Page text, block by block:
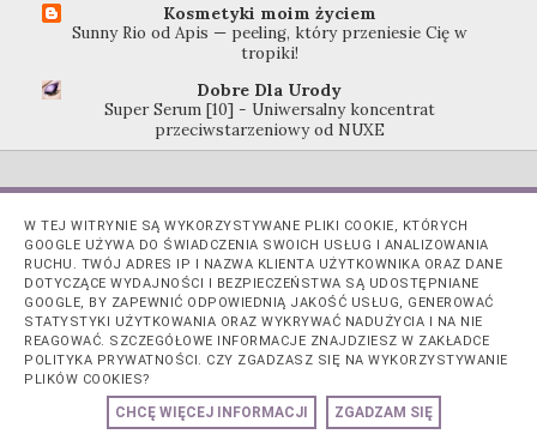
Kosmetyki moim życiem
Sunny Rio od Apis — peeling, który przeniesie Cię w
tropiki!
Dobre Dla Urody
Super Serum [10] - Uniwersalny koncentrat
przeciwstarzeniowy od NUXE
W TEJ WITRYNIE SĄ WYKORZYSTYWANE PLIKI COOKIE, KTÓRYCH
GOOGLE UŻYWA DO ŚWIADCZENIA SWOICH USŁUG I ANALIZOWANIA
RUCHU. TWÓJ ADRES IP I NAZWA KLIENTA UŻYTKOWNIKA ORAZ DANE
DOTYCZĄCE WYDAJNOŚCI I BEZPIECZEŃSTWA SĄ UDOSTĘPNIANE
GOOGLE, BY ZAPEWNIĆ ODPOWIEDNIĄ JAKOŚĆ USŁUG, GENEROWAĆ
STATYSTYKI UŻYTKOWANIA ORAZ WYKRYWAĆ NADUŻYCIA I NA NIE
REAGOWAĆ. SZCZEGÓŁOWE INFORMACJE ZNAJDZIESZ W ZAKŁADCE
POLITYKA PRYWATNOŚCI. CZY ZGADZASZ SIĘ NA WYKORZYSTYWANIE
PLIKÓW COOKIES?
CHCĘ WIĘCEJ INFORMACJI ZGADZAM SIĘ